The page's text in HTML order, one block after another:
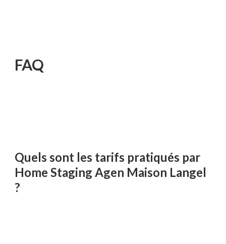
FAQ
Quels sont les tarifs pratiqués par
Home Staging Agen Maison Langel
?